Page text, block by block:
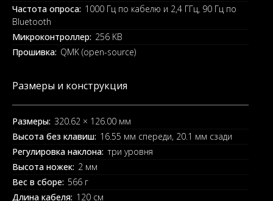
Частота опроса: 1000 Гц по кабелю и 2,4 ГГц, 90 Гц по
Bluetooth
Микроконтроллер: 256 KB
Прошивка: QMK (open-source)
Размеры и конструкция
Размеры: 320.62 × 126.00 мм
Высота без клавиш: 16.55 мм спереди, 20.1 мм сзади
Регулировка наклона: три уровня
Высота ножек: 2 мм
Вес в сборе: 566 г
Длина кабеля: 120 см